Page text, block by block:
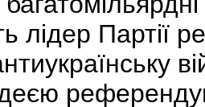
лідер Партії